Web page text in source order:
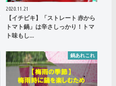
2020.11.21
【イチビキ】「ストレート 赤から
トマト鍋」は辛さしっかり！トマ
ト味もし…
鍋あれこれ